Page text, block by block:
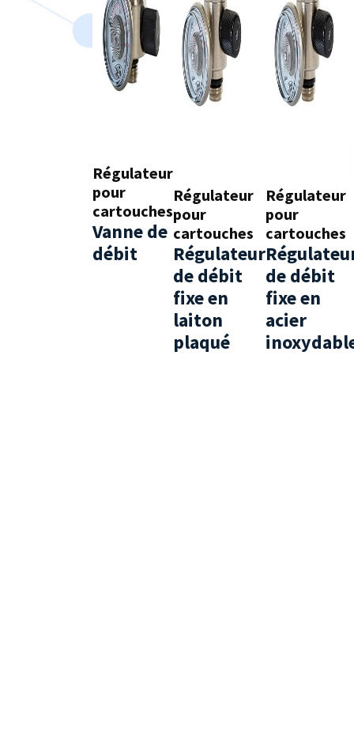
Régulateur
pour
cartouches
Vanne de
débit
Régulateur
pour
cartouches
Régulateur
de débit
fixe en
laiton
plaqué
Régulateur
pour
cartouches
de débit
fixe en
acier